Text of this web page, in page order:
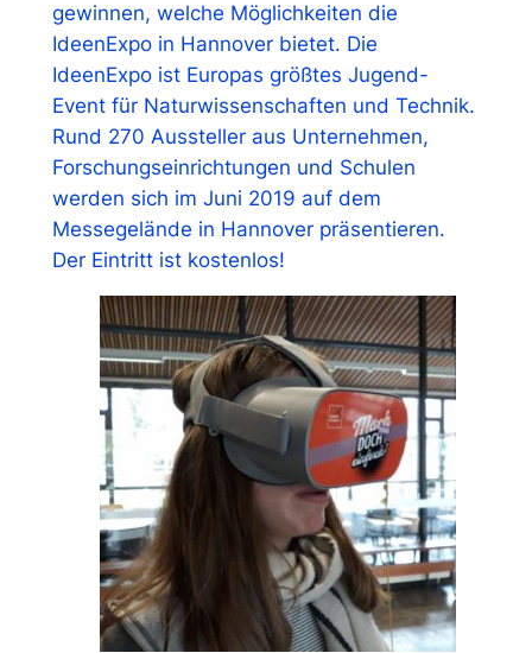
gewinnen, welche Möglichkeiten die
IdeenExpo in Hannover bietet. Die
IdeenExpo ist Europas größtes Jugend-
Event für Naturwissenschaften und Technik.
Rund 270 Aussteller aus Unternehmen,
Forschungseinrichtungen und Schulen
werden sich im Juni 2019 auf dem
Messegelände in Hannover präsentieren.
Der Eintritt ist kostenlos!